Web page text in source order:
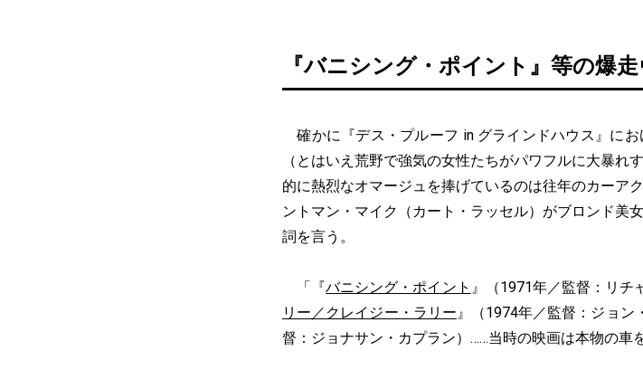
『バニシング・ポイント』等の爆
確かに『デス・プルーフ in グラインドハウス』に
（とはいえ荒野で強気の女性たちがパワフルに大暴
的に熱烈なオマージュを捧げているのは往年のカーア
ントマン・マイク（カート・ラッセル）がブロンド美
詞を言う。
「『バニシング・ポイント 』（1971年／監督：リチ
リー／クレイジー・ラリー』（1974年／監督：ジョン
督：ジョナサン・カプラン）……当時の映画は本物の車